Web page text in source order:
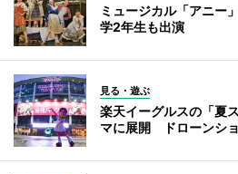
ミュージカル「アニ
学2年生も出演
見る・遊ぶ
楽天イーグルスの「夏
マに展開 ドローンシ